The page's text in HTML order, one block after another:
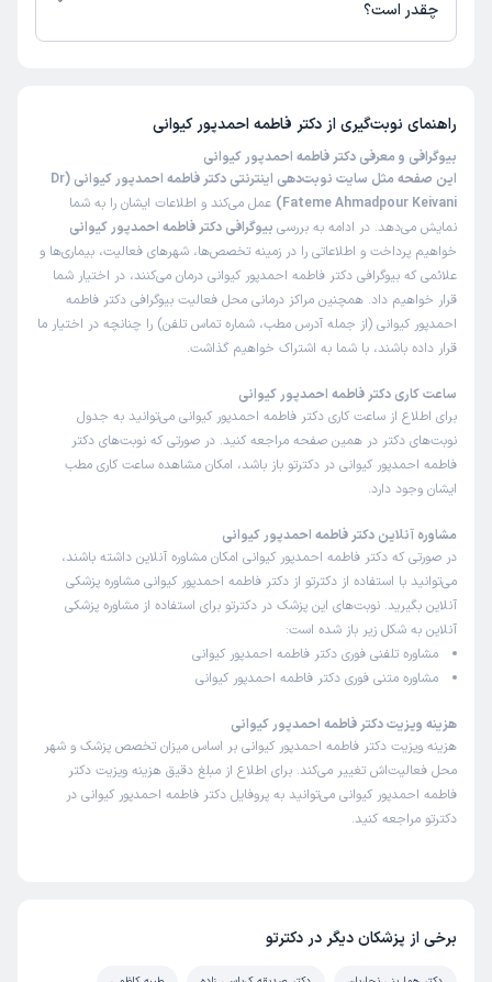
چقدر است؟
راهنمای نوبت‌گیری از دکتر فاطمه احمدپور کیوانی
بیوگرافی و معرفی دکتر فاطمه احمدپور کیوانی
این صفحه مثل سایت نوبت‌دهی اینترنتی دکتر فاطمه احمدپور کیوانی (Dr
Fateme Ahmadpour Keivani)
عمل می‌کند و اطلاعات ایشان را به شما
نمایش می‌دهد. در ادامه به بررسی بیوگرافی دکتر فاطمه احمدپور کیوانی
خواهیم پرداخت و اطلاعاتی را در زمینه تخصص‌ها، شهرهای فعالیت، بیماری‌ها و
علائمی که بیوگرافی دکتر فاطمه احمدپور کیوانی درمان می‌کنند، در اختیار شما
قرار خواهیم داد. همچنین مراکز درمانی محل فعالیت بیوگرافی دکتر فاطمه
احمدپور کیوانی (از جمله آدرس مطب، شماره تماس تلفن) را چنانچه در اختیار ما
قرار داده باشند، با شما به اشتراک خواهیم گذاشت.
ساعت کاری دکتر فاطمه احمدپور کیوانی
برای اطلاع از ساعت کاری دکتر فاطمه احمدپور کیوانی می‌توانید به جدول
نوبت‌های دکتر در همین صفحه مراجعه کنید. در صورتی که نوبت‌های دکتر
فاطمه احمدپور کیوانی در دکترتو باز باشد، امکان مشاهده ساعت کاری مطب
ایشان وجود دارد.
مشاوره آنلاین دکتر فاطمه احمدپور کیوانی
در صورتی که دکتر فاطمه احمدپور کیوانی امکان مشاوره آنلاین داشته باشند،
می‌توانید با استفاده از دکترتو از دکتر فاطمه احمدپور کیوانی مشاوره پزشکی
آنلاین بگیرید. نوبت‌های این پزشک در دکترتو برای استفاده از مشاوره پزشکی
آنلاین به شکل زیر باز شده است:
مشاوره تلفنی فوری دکتر فاطمه احمدپور کیوانی
مشاوره متنی فوری دکتر فاطمه احمدپور کیوانی
هزینه ویزیت دکتر فاطمه احمدپور کیوانی
هزینه ویزیت دکتر فاطمه احمدپور کیوانی بر اساس میزان تخصص پزشک و شهر
محل فعالیت‌اش تغییر می‌کند. برای اطلاع از مبلغ دقیق هزینه ویزیت دکتر
فاطمه احمدپور کیوانی می‌توانید به پروفایل دکتر فاطمه احمدپور کیوانی در
دکترتو مراجعه کنید.
برخی از پزشکان دیگر در دکترتو